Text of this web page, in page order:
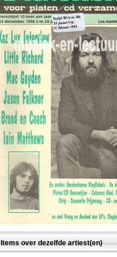
Items over dezelfde artiest(en)